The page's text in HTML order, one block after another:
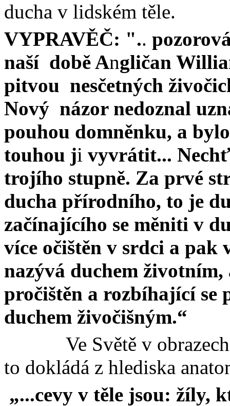
ducha v lidském těle.
VYPRAVĚČ: "..
naší době Angličan
pitvou nesčetných
Nový názor nedoznal
pouhou domněnku, a
touhou ji vyvrátit...
trojího stupně. Za prvé
ducha přírodního, to je
začínajícího se měniti v
více očištěn v srdci a pak
nazývá duchem životním,
pročištěn a rozbíhající se
duchem živočišným.“
Ve Světě v
to dokládá z hlediska
„...cevy v těle jsou: žíly,